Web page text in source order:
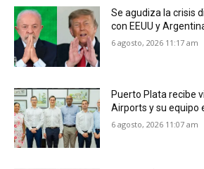
Se agudiza la crisis
con EEUU y
6 agosto, 2026 11:17 am
Puerto Plata recibe
Airports y su equipo
6 agosto, 2026 11:07 am